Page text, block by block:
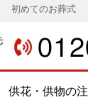
初めてのお葬式
供花・供物の